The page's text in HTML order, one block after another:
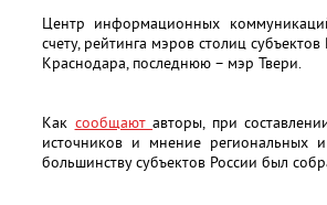
Центр информационных
счету, рейтинга мэров столиц
Краснодара, последнюю – мэр Твери.
Как сообщаютавторы, при
источников и мнение региональных
большинству субъектов России был